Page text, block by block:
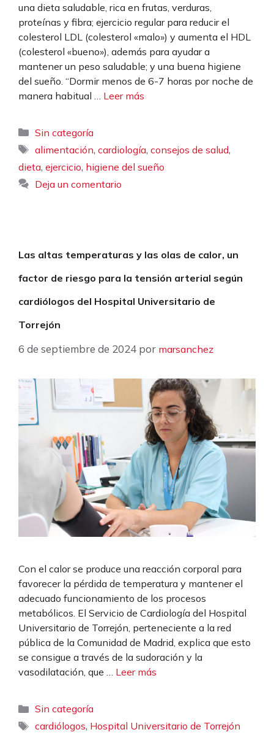
una dieta saludable, rica en frutas, verduras,
proteínas y fibra; ejercicio regular para reducir el
colesterol LDL (colesterol «malo») y aumenta el HDL
(colesterol «bueno»), además para ayudar a
mantener un peso saludable; y una buena higiene
del sueño. “Dormir menos de 6-7 horas por noche de
manera habitual … Leer más
Categorías
Sin categoría
Etiquetas
alimentación,cardiología,consejos de salud,
dieta, ejercicio, higiene del sueño
Deja un comentario
Las altas temperaturas y las olas de calor, un
factor de riesgo para la tensión arterial según
cardiólogos del Hospital Universitario de
Torrejón
6 de septiembre de 2024 por marsanchez
Con el calor se produce una reacción corporal para
favorecer la pérdida de temperatura y mantener el
adecuado funcionamiento de los procesos
metabólicos. El Servicio de Cardiología del Hospital
Universitario de Torrejón, perteneciente a la red
pública de la Comunidad de Madrid, explica que esto
se consigue a través de la sudoración y la
vasodilatación, que … Leer más
Categorías
Sin categoría
Etiquetas
cardiólogos, Hospital Universitario de Torrejón